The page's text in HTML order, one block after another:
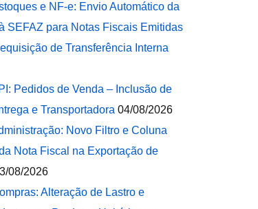
e NF-e: Envio Automático da
SEFAZ para Notas Fiscais Emitidas
de Transferência Interna
Pedidos de Venda – Inclusão de
e Transportadora 04/08/2026
Novo Filtro e Coluna
Nota Fiscal na Exportação de
08/2026
Alteração de Lastro e